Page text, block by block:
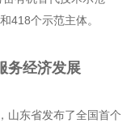
418个示范主体。
务经济发展
山东省发布了全国首个